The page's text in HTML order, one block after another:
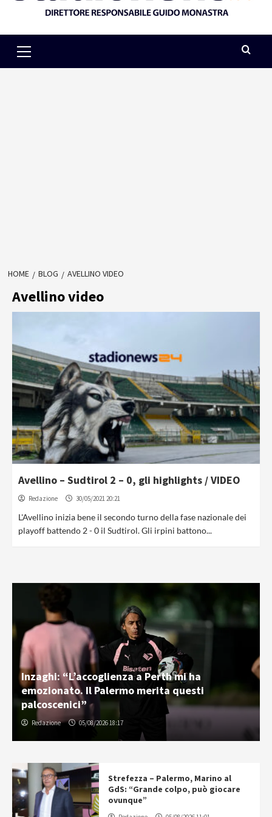
Menu
HOME BLOG AVELLINO VIDEO
Avellino video
Avellino – Sudtirol 2 – 0, gli highlights / VIDEO
Redazione 30/05/2021 20:21
L'Avellino inizia bene il secondo turno della fase nazionale dei
playoff battendo 2 - 0 il Sudtirol. Gli irpini battono...
Inzaghi: “L’accoglienza a Perth mi ha
emozionato. Il Palermo merita questi
palcoscenici”
Redazione 05/08/2026 18:17
Strefezza – Palermo, Marino al
GdS: “Grande colpo, può giocare
ovunque”